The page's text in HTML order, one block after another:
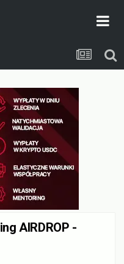
AIRDROP -